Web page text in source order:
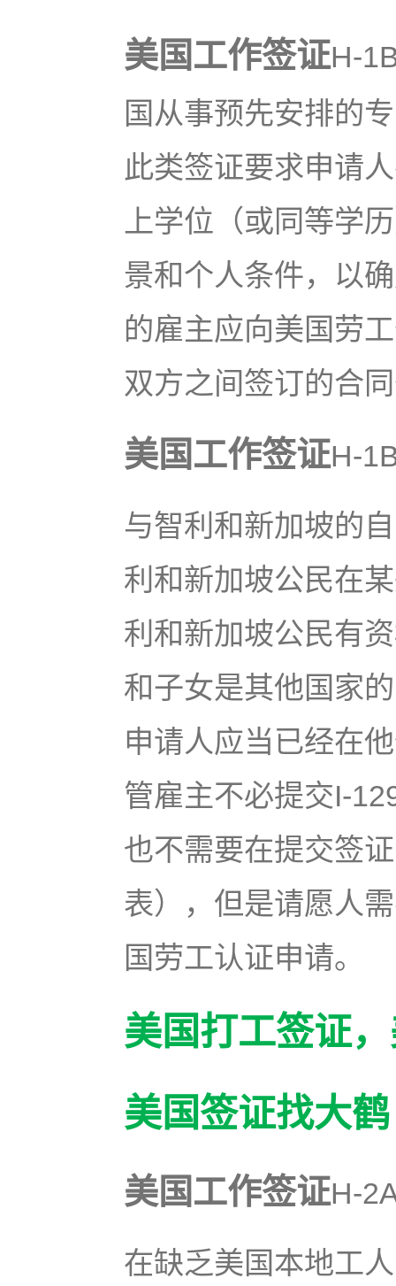
美国工作签证H-
国从事预先安排的
此类签证要求申请
上学位（或同等学
景和个人条件，以
的雇主应向美国劳
双方之间签订的合
美国工作签证H-
与智利和新加坡的
利和新加坡公民在
利和新加坡公民有
和子女是其他国家
申请人应当已经在
管雇主不必提交I-
也不需要在提交签
表），但是请愿人
国劳工认证申请。
美国打工签证
美国签证找大
美国工作签证H-
在缺乏美国本地工